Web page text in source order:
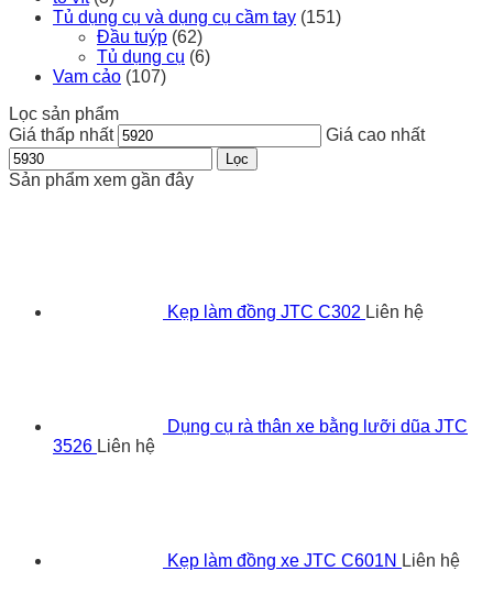
Tủ dụng cụ và dụng cụ cầm tay (151)
Đầu tuýp (62)
Tủ dụng cụ (6)
Vam cảo (107)
Lọc sản phẩm
Giá thấp nhất
Giá cao nhất
Lọc
Sản phẩm xem gần đây
Kẹp làm đồng JTC C302 Liên hệ
Dụng cụ rà thân xe bằng lưỡi dũa JTC
3526 Liên hệ
Kẹp làm đồng xe JTC C601N Liên hệ